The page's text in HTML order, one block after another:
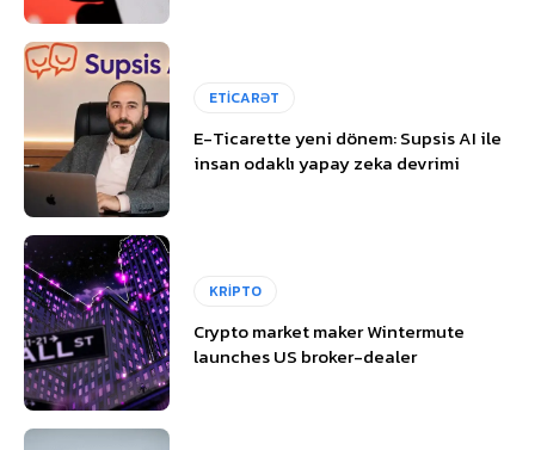
ETİCARƏT
E-Ticarette yeni dönem: Supsis AI ile
insan odaklı yapay zeka devrimi
KRİPTO
Crypto market maker Wintermute
launches US broker-dealer